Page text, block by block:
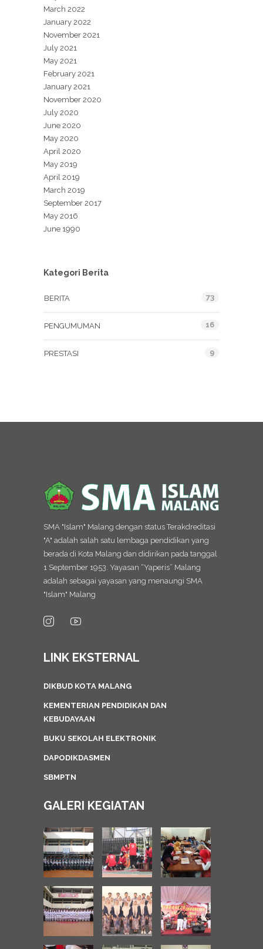
March 2022
January 2022
November 2021
July 2021
May 2021
February 2021
January 2021
November 2020
July 2020
June 2020
May 2020
April 2020
May 2019
April 2019
March 2019
September 2017
May 2016
June 1990
Kategori Berita
BERITA 73
PENGUMUMAN 16
PRESTASI 9
SMA "Islam" Malang dengan status Terakdreditasi
"A" adalah salah satu lembaga pendidikan yang
berada di Kota Malang dan didirikan pada tanggal
1 September 1953. Yayasan “Yaperis” Malang
adalah sebagai yayasan yang menaungi SMA
"Islam" Malang
LINK EKSTERNAL
DIKBUD KOTA MALANG
KEMENTERIAN PENDIDIKAN DAN
KEBUDAYAAN
BUKU SEKOLAH ELEKTRONIK
DAPODIKDASMEN
SBMPTN
GALERI KEGIATAN